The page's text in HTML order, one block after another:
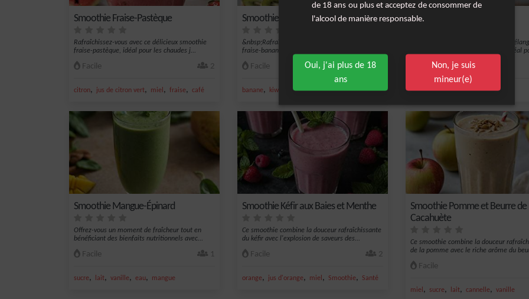
Smoothie Fraise-Pastèque
Rafraîchissez-vous avec ce délicieux smoothie
fraise-pastèque, idéal pour les chaudes j...
Facile 2
citron, jus de citron vert, miel , fraise, café
Smoothie Fraise-Banane
&nbsp;Rafraîchissez-vous avec ce smoothie
fraise-banane, un mélange crémeux et fruité i...
Facile
banane, kiwi fraise,vanille,yaourt
Smoothie Banane-Cacao
Ce smoothie banane-cacao est le
parfait de saveurs et de textures, idéal
Facile
banane,sucre,lait,café,cacao
Smoothie Mangue-Épinard
Offrez-vous un moment de fraîcheur tout en
bénéficiant des bienfaits nutritionnels avec...
Facile 1
sucre, lait, vanille, eau, mangue
Smoothie Kéfir aux Baies et Menthe
Ce smoothie combine la douceur rafraîchissante
du kéfir avec l'explosion de saveurs des...
Facile 2
orange, jus d'orange, miel , Smoothie, Santé
Smoothie Pomme et Beurre de
Cacahuète
Ce smoothie combine la douceur
de la pomme avec le riche arôme du
Facile
miel , sucre, lait, cannelle, vanille
de 18 ans ou plus et acceptez de consommer de
l'alcool de manière responsable.
Oui, j'ai plus de 18
ans
Non, je suis
mineur(e)